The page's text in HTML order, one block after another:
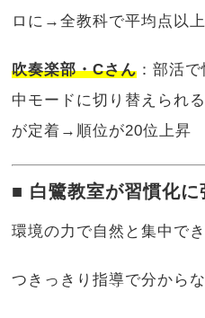
ロに→全教科で平均点以
吹奏楽部・Cさん ：部活
中モードに切り替えられ
が定着→順位が20位上昇
■ 白鷺教室が習慣化に
環境の力で自然と集中で
つきっきり指導で分から